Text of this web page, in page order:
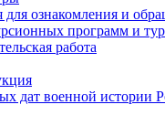
ознакомления и
программ и
работа
дат военной истории